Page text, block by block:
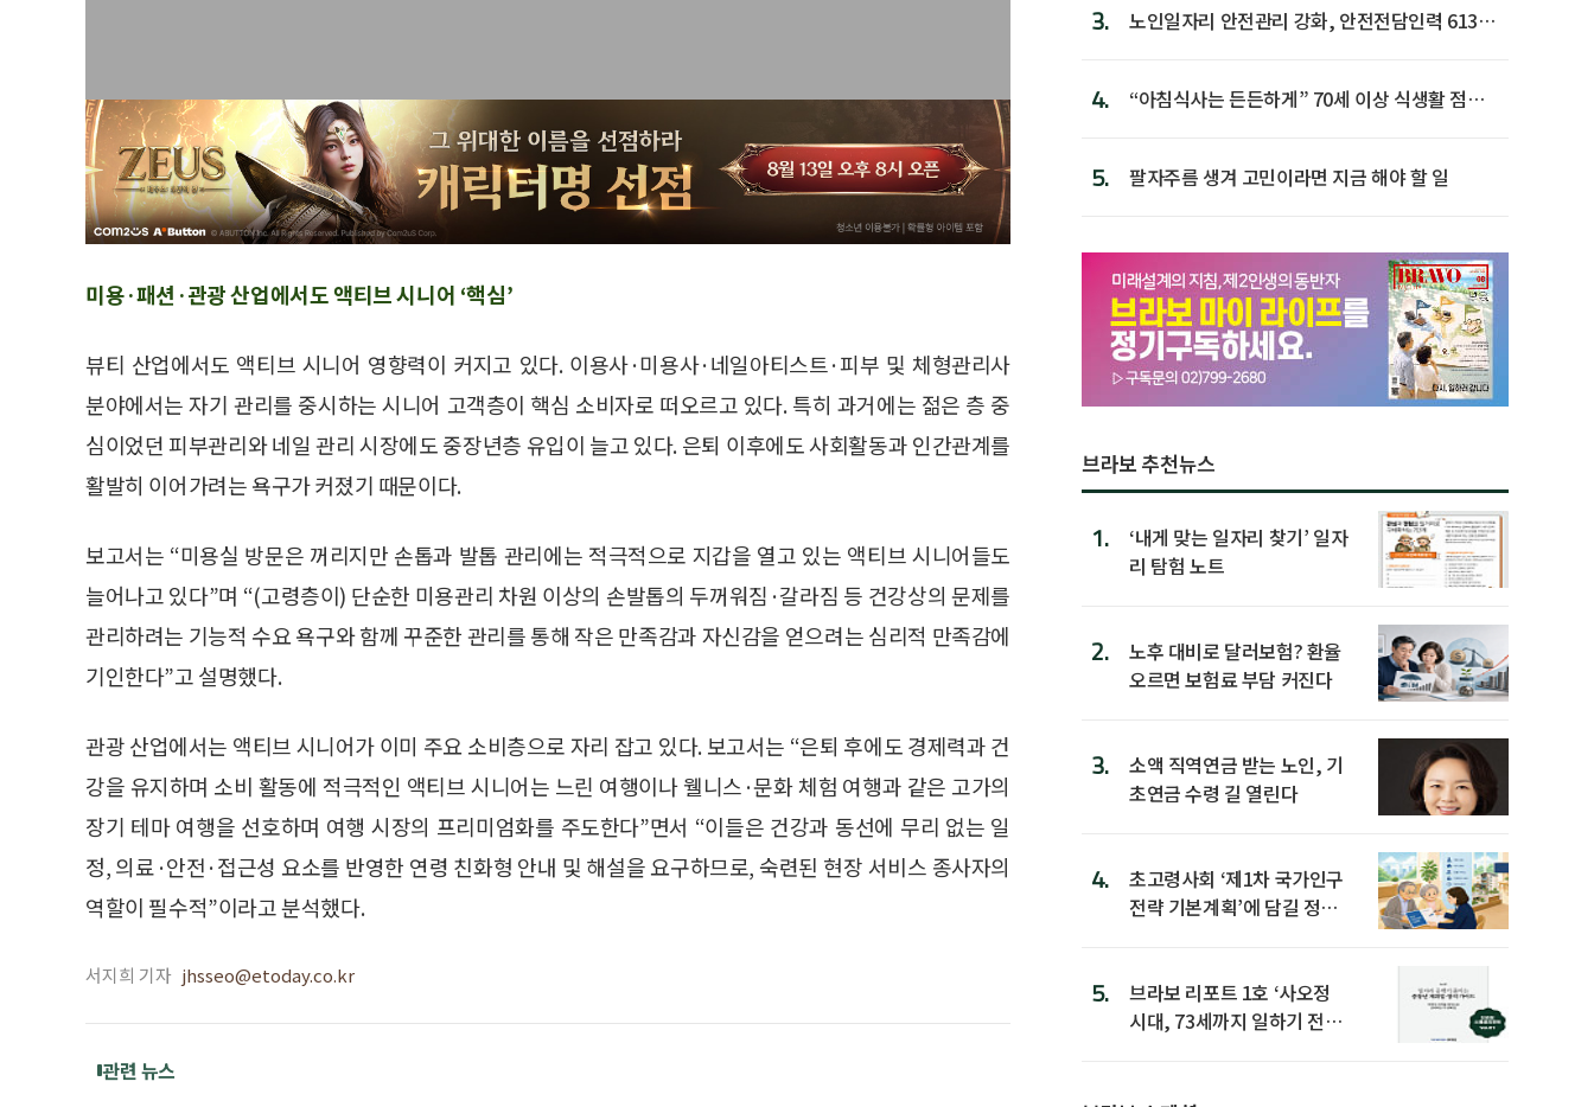
미용·패션·관광 산업에서도 액티브 시니어 ‘핵심’
뷰티 산업에서도 액티브 시니어 영향력이 커지고 있다. 이용사·미용사·네일아티스트·피부 및 체형관리사
분야에서는 자기 관리를 중시하는 시니어 고객층이 핵심 소비자로 떠오르고 있다. 특히 과거에는 젊은 층 중
심이었던 피부관리와 네일 관리 시장에도 중장년층 유입이 늘고 있다. 은퇴 이후에도 사회활동과 인간관계를
활발히 이어가려는 욕구가 커졌기 때문이다.
보고서는 “미용실 방문은 꺼리지만 손톱과 발톱 관리에는 적극적으로 지갑을 열고 있는 액티브 시니어들도
늘어나고 있다”며 “(고령층이) 단순한 미용관리 차원 이상의 손발톱의 두꺼워짐·갈라짐 등 건강상의 문제를
관리하려는 기능적 수요 욕구와 함께 꾸준한 관리를 통해 작은 만족감과 자신감을 얻으려는 심리적 만족감에
기인한다”고 설명했다.
관광 산업에서는 액티브 시니어가 이미 주요 소비층으로 자리 잡고 있다. 보고서는 “은퇴 후에도 경제력과 건
강을 유지하며 소비 활동에 적극적인 액티브 시니어는 느린 여행이나 웰니스·문화 체험 여행과 같은 고가의
장기 테마 여행을 선호하며 여행 시장의 프리미엄화를 주도한다”면서 “이들은 건강과 동선에 무리 없는 일
정, 의료·안전·접근성 요소를 반영한 연령 친화형 안내 및 해설을 요구하므로, 숙련된 현장 서비스 종사자의
역할이 필수적”이라고 분석했다.
서지희 기자 jhsseo@etoday.co.kr
관련 뉴스
3.
노인일자리 안전관리 강화, 안전전담인력 613명
4.
“아침식사는 든든하게” 70세 이상 식생활 점수
5. 팔자주름 생겨 고민이라면 지금 해야 할 일
브라보 추천뉴스
1.
‘내게 맞는 일자리 찾기’ 일자
리 탐험 노트
2.
노후 대비로 달러보험? 환율
오르면 보험료 부담 커진다
3.
소액 직역연금 받는 노인, 기
초연금 수령 길 열린다
4.
초고령사회 ‘제1차 국가인구
전략 기본계획’에 담길 정책
5.
브라보 리포트 1호 ‘사오정
시대, 73세까지 일하기 전략’